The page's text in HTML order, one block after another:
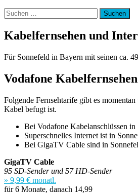
Suchen
nach:
Kabelfernsehen und
Für Sonnefeld in Bayern mit seinen ca.
Vodafone
Folgende Fernsehtarife gibt es
Kabel befugt ist.
Bei Vodafone Kabelanschlüssen in
Superschnelles Internet ist in
Bei GigaTV Cable sind in
GigaTV Cable
95 SD-Sender und 57 HD-Sender
» 9,99 € monatl.
für 6 Monate, danach 14,99